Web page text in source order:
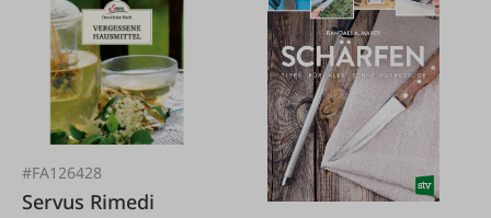
#FA126428
Servus Rimedi